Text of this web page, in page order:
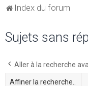
Index du forum
Sujets sans
Aller à la recherche